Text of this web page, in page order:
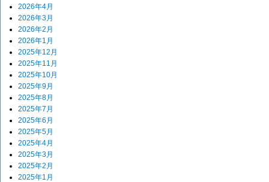
2026年4月
2026年3月
2026年2月
2026年1月
2025年12月
2025年11月
2025年10月
2025年9月
2025年8月
2025年7月
2025年6月
2025年5月
2025年4月
2025年3月
2025年2月
2025年1月